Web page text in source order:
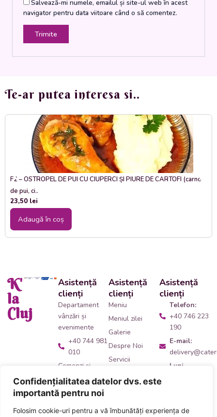
Confidențialitatea datelor dvs. este
importantă pentru noi
Folosim cookie-uri pentru a vă îmbunătăți experiența de
Salvează-mi numele, emailul și site-ul web în acest
navigator pentru data viitoare când o să comentez.
Te-ar putea interesa si..
F2 – OSTROPEL DE PUI CU CIUPERCI ȘI PIURE DE CARTOFI (carne
de pui, ci..
23,50 lei
Adaugă în coș
K'
la
Cluj
Asistență
clienți
Departament
vânzări și
evenimente
+40 744 981
010
Comenzi și
livrări catering
+40 746 223
Acceptăm plata
Asistență
clienți
Meniu
Meniul zilei
Galerie
Despre Noi
Servicii
Asistență
clienți
Telefon:
+40 746 223
190
E-mail:
Luni -
Adresă: